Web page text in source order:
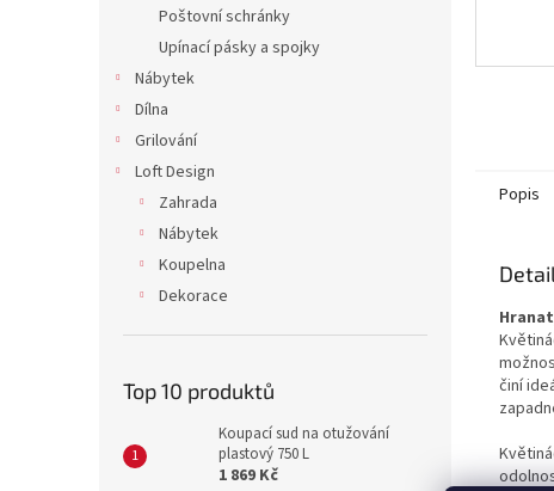
Poštovní schránky
Upínací pásky a spojky
Nábytek
Dílna
Grilování
Loft Design
Zahrada
Nábytek
Koupelna
Dekorace
Top 10 produktů
Koupací sud na otužování
plastový 750 L
1 869 Kč
Popis
činí